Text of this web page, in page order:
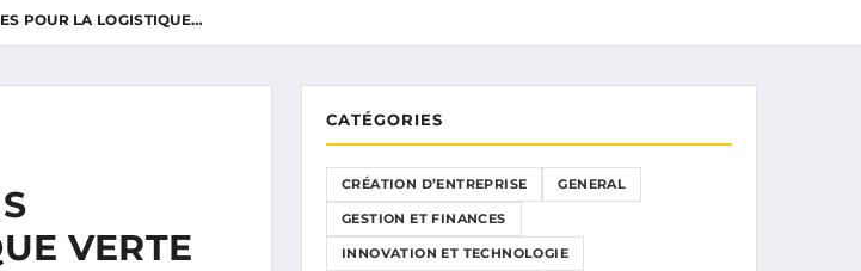
POUR LA LOGISTIQUE…
VERTE
CATÉGORIES
CRÉATION D’ENTREPRISE GENERAL
GESTION ET FINANCES
INNOVATION ET TECHNOLOGIE